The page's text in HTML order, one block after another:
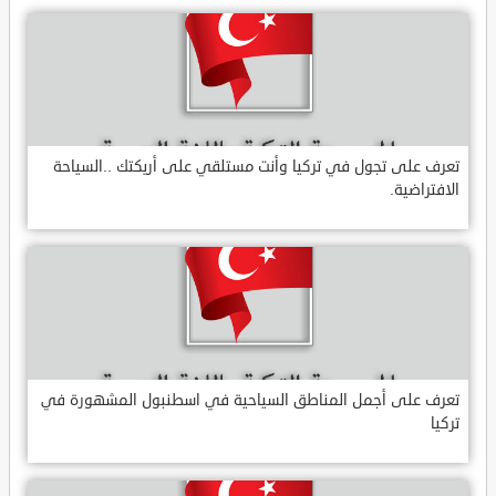
تعرف على تجول في تركيا وأنت مستلقي على أريكتك ..السياحة
الافتراضية.
تعرف على أجمل المناطق السياحية في اسطنبول المشهورة في
تركيا